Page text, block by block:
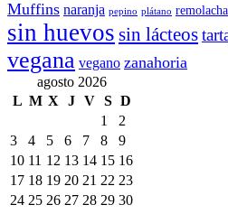
Muffins naranja pepino plátano remolacha
sin huevos sin lácteos
vegana vegano zanahoria
agosto 2026
L M X J V S D
1
2
3
4 5 6 7 8
9
10 11 12 13 14 15 16
17 18 19 20 21 22 23
24 25 26 27 28 29 30